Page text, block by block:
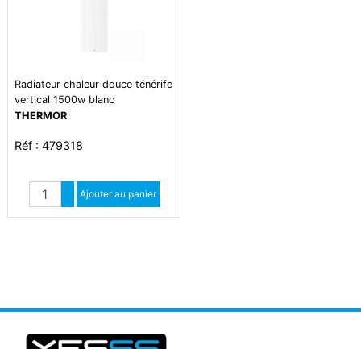
Radiateur chaleur douce ténérife
vertical 1500w blanc
THERMOR
Réf : 479318
Quantité
Augmenter quantité
Diminuer quantité
Ajouter au panier